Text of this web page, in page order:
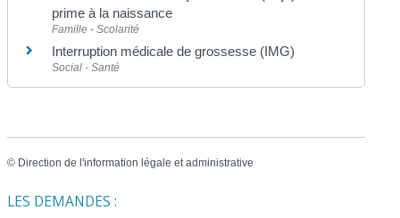
prime à la naissance
Famille - Scolarité
Interruption médicale de grossesse (IMG)
Social - Santé
© Direction de l'information légale et administrative
LES DEMANDES :